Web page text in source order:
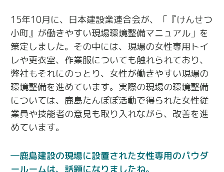
15年10月に、日本建設業連合会が、「『けんせつ
小町』が働きやすい現場環境整備マニュアル」を
策定しました。その中には、現場の女性専用トイ
レや更衣室、作業服についても触れられており、
弊社もそれにのっとり、女性が働きやすい現場の
環境整備を進めています。実際の現場の環境整備
については、鹿島たんぽぽ活動で得られた女性従
業員や技能者の意見も取り入れながら、改善を進
めています。
鹿島建設の現場に設置された女性専用のパウダ
ールームは、話題になりましたね。